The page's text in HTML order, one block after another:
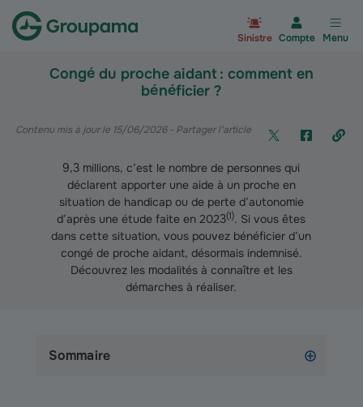
Sinistre Compte Menu
Congé du proche aidant : comment en
bénéficier ?
Contenu mis à jour le 15/06/2026- Partager l'article
9,3 millions, c’est le nombre de personnes qui
déclarent apporter une aide à un proche en
situation de handicap ou de perte d’autonomie
d’après une étude faite en 2023(1). Si vous êtes
dans cette situation, vous pouvez bénéficier d’un
congé de proche aidant, désormais indemnisé.
Découvrez les modalités à connaître et les
démarches à réaliser.
Sommaire